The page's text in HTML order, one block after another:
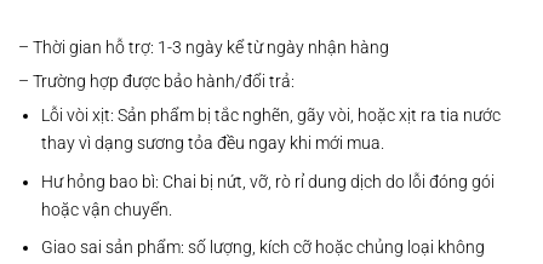
– Thời gian hỗ trợ: 1-3 ngày kể từ ngày nhận hàng
– Trường hợp được bảo hành/đổi trả:
Lỗi vòi xịt: Sản phẩm bị tắc nghẽn, gãy vòi, hoặc xịt ra tia nước
thay vì dạng sương tỏa đều ngay khi mới mua.
Hư hỏng bao bì: Chai bị nứt, vỡ, rò rỉ dung dịch do lỗi đóng gói
hoặc vận chuyển.
Giao sai sản phẩm: số lượng, kích cỡ hoặc chủng loại không